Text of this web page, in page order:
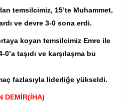
temsilcimiz, 15’te Muhammet,
ve devre 3-0 sona erdi.
koyan temsilcimiz Emre ile
taşıdı ve karşılaşma bu
fazlasıyla liderliğe yükseldi.
DEMİR(İHA)